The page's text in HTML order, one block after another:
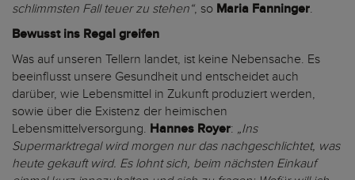
schlimmsten Fall teuer zu stehen“, so Maria Fanninger.
Bewusst ins Regal greifen
Was auf unseren Tellern landet, ist keine Nebensache. Es
beeinflusst unsere Gesundheit und entscheidet auch
darüber, wie Lebensmittel in Zukunft produziert werden,
sowie über die Existenz der heimischen
Lebensmittelversorgung. Hannes Royer: „Ins
Supermarktregal wird morgen nur das nachgeschlichtet, was
heute gekauft wird. Es lohnt sich, beim nächsten Einkauf